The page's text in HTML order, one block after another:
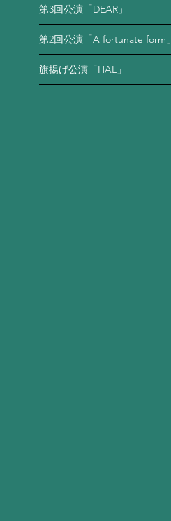
第3回公演「DEAR」
第2回公演「A fortunate form」
旗揚げ公演「HAL」